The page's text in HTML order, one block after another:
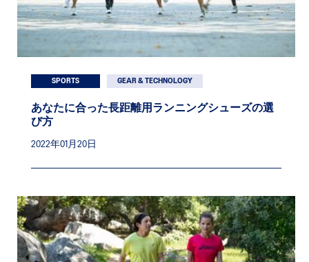
SPORTS GEAR & TECHNOLOGY
あなたに合った長距離用ランニングシューズの選
び方
2022年01月20日